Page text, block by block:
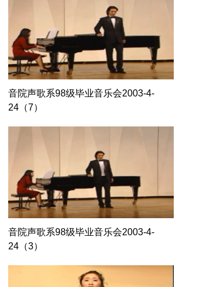
音院声歌系98级毕业音乐会2003-4-
24（7）
音院声歌系98级毕业音乐会2003-4-
24（3）